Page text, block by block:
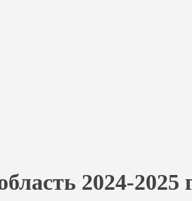
2024-2025